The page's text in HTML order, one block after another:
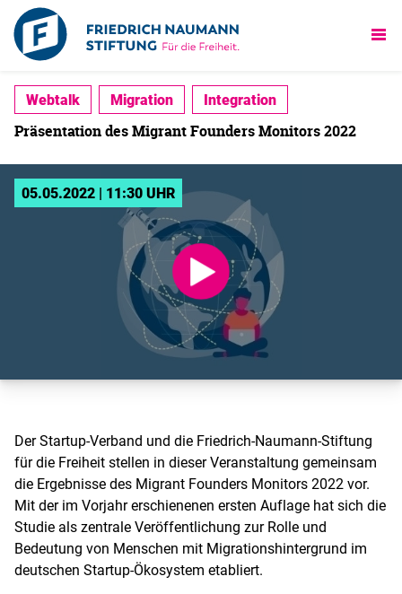
Webtalk Migration Integration
Präsentation des Migrant Founders Monitors 2022
05.05.2022 | 11:30 UHR
Der Startup-Verband und die Friedrich-Naumann-Stiftung
für die Freiheit stellen in dieser Veranstaltung gemeinsam
die Ergebnisse des Migrant Founders Monitors 2022 vor.
Mit der im Vorjahr erschienenen ersten Auflage hat sich die
Studie als zentrale Veröffentlichung zur Rolle und
Bedeutung von Menschen mit Migrationshintergrund im
deutschen Startup-Ökosystem etabliert.